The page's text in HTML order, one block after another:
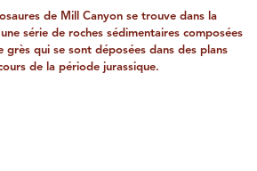
de Mill Canyon se trouve dans la
série de roches sédimentaires composées
qui se sont déposées dans des plans
de la période jurassique.